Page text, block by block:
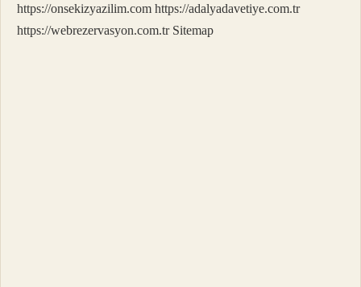
https://onsekizyazilim.com https://adalyadavetiye.com.tr
https://webrezervasyon.com.tr Sitemap